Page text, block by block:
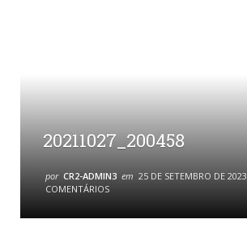
20211027_200458
por CR2-ADMIN3 em 25 DE SETEMBRO DE 2023
COMENTÁRIOS